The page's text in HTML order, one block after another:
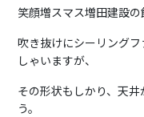
笑顔増スマス増田建設の
吹き抜けにシーリング
しゃいますが、
その形状もしかり、天
う。